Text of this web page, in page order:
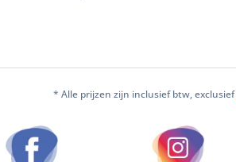
* Alle prijzen zijn inclusief btw, exclusief